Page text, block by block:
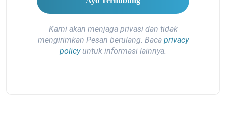
Kami akan menjaga privasi dan tidak
mengirimkan Pesan berulang. Baca privacy
policyuntuk informasi lainnya.